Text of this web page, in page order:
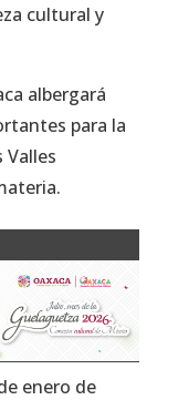
cultural y
albergará
para la
Valles
enero de